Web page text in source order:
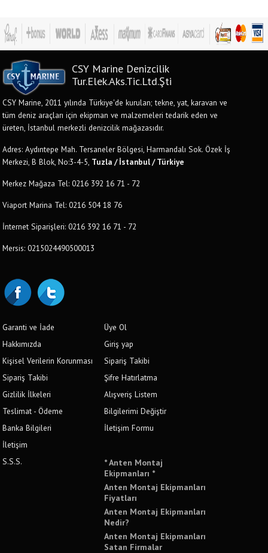
CSY Marine Denizcilik
Tur.Elek.Aks.Tic.Ltd.Şti
CSY Marine, 2011 yılında Türkiye'de kurulan; tekne, yat, karavan ve
tüm deniz araçları için ekipman ve malzemeleri tedarik eden ve
üreten, İstanbul merkezli denizcilik mağazasıdır.
Adres: Aydıntepe Mah. Tersaneler Bölgesi, Harmandalı Sok. Özek İş
Merkezi, B Blok, No:3-4-5, Tuzla / İstanbul / Türkiye
Merkez Mağaza Tel: 0216 392 16 71 - 72
Viaport Marina Tel: 0216 504 18 76
İnternet Siparişleri: 0216 392 16 71 - 72
Mersis: 0215024490500013
Garanti ve İade
Hakkımızda
Kişisel Verilerin Korunması
Sipariş Takibi
Gizlilik İlkeleri
Teslimat - Ödeme
Banka Bilgileri
İletişim
S.S.S.
Üye Ol
Giriş yap
Sipariş Takibi
Şifre Hatırlatma
Alışveriş Listem
Bilgilerimi Değiştir
İletişim Formu
* Anten Montaj
Ekipmanları *
Anten Montaj Ekipmanları
Fiyatları
Anten Montaj Ekipmanları
Nedir?
Anten Montaj Ekipmanları
Satan Firmalar